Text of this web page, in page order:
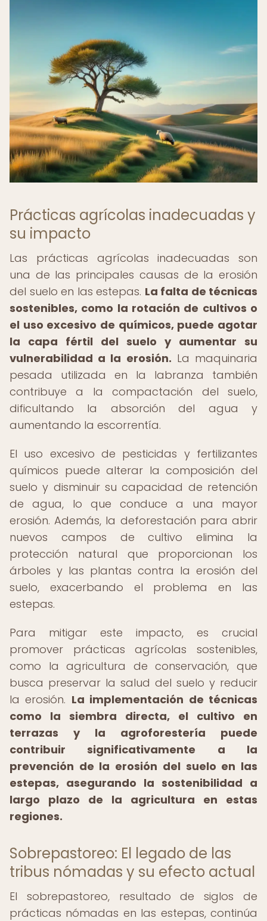
Prácticas agrícolas inadecuadas y
su impacto
Las prácticas agrícolas inadecuadas son
una de las principales causas de la erosión
del suelo en las estepas. La falta de técnicas
sostenibles, como la rotación de cultivos o
el uso excesivo de químicos, puede agotar
la capa fértil del suelo y aumentar su
vulnerabilidad a la erosión. La maquinaria
pesada utilizada en la labranza también
contribuye a la compactación del suelo,
dificultando la absorción del agua y
aumentando la escorrentía.
El uso excesivo de pesticidas y fertilizantes
químicos puede alterar la composición del
suelo y disminuir su capacidad de retención
de agua, lo que conduce a una mayor
erosión. Además, la deforestación para abrir
nuevos campos de cultivo elimina la
protección natural que proporcionan los
árboles y las plantas contra la erosión del
suelo, exacerbando el problema en las
estepas.
Para mitigar este impacto, es crucial
promover prácticas agrícolas sostenibles,
como la agricultura de conservación, que
busca preservar la salud del suelo y reducir
la erosión. La implementación de técnicas
como la siembra directa, el cultivo en
terrazas y la agroforestería puede
contribuir significativamente a la
prevención de la erosión del suelo en las
estepas, asegurando la sostenibilidad a
largo plazo de la agricultura en estas
regiones.
Sobrepastoreo: El legado de las
tribus nómadas y su efecto actual
El sobrepastoreo, resultado de siglos de
prácticas nómadas en las estepas, continúa